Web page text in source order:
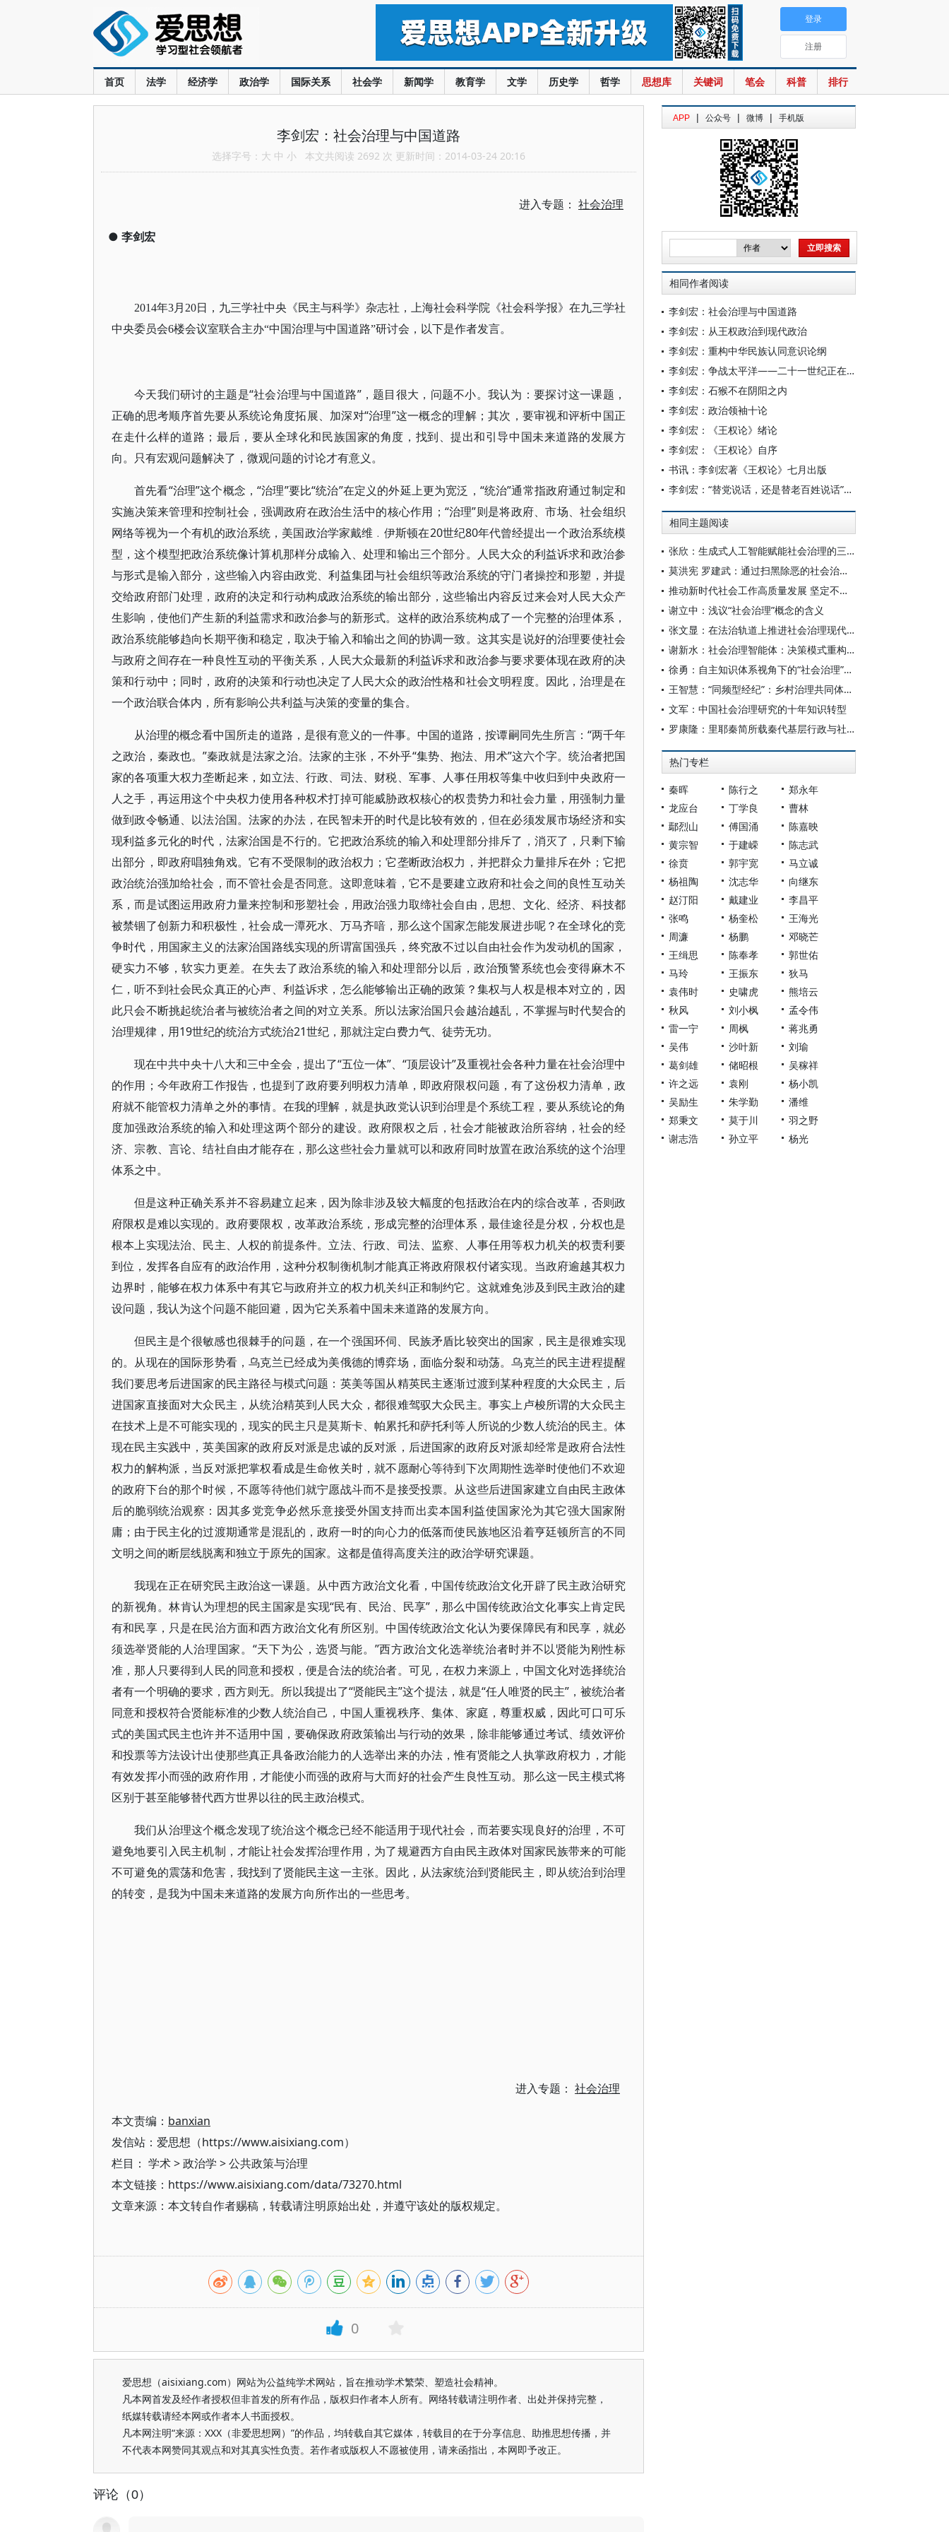
首页 法学 经济学 政治学 国际关系 社会学 新闻学 教育学 文学 历史学 哲学 思想库 关键词 笔会 科普 排行
登录
注册
李剑宏：社会治理与中国道路
选择字号： 大 中 小 本文共阅读 2692 次 更新时间：2014-03-24 20:16
进入专题： 社会治理
● 李剑宏
2014年3月20日，九三学社中央《民主与科学》杂志社，上海社会科学院《社会科学报》在九三学社
中央委员会6楼会议室联合主办“中国治理与中国道路”研讨会，以下是作者发言。
今天我们研讨的主题是“社会治理与中国道路”，题目很大，问题不小。我认为：要探讨这一课题，
正确的思考顺序首先要从系统论角度拓展、加深对“治理”这一概念的理解；其次，要审视和评析中国正
在走什么样的道路；最后，要从全球化和民族国家的角度，找到、提出和引导中国未来道路的发展方
向。只有宏观问题解决了，微观问题的讨论才有意义。
首先看“治理”这个概念，“治理”要比“统治”在定义的外延上更为宽泛，“统治”通常指政府通过制定和
实施决策来管理和控制社会，强调政府在政治生活中的核心作用；“治理”则是将政府、市场、社会组织
网络等视为一个有机的政治系统，美国政治学家戴维﹒伊斯顿在20世纪80年代曾经提出一个政治系统模
型，这个模型把政治系统像计算机那样分成输入、处理和输出三个部分。人民大众的利益诉求和政治参
与形式是输入部分，这些输入内容由政党、利益集团与社会组织等政治系统的守门者操控和形塑，并提
交给政府部门处理，政府的决定和行动构成政治系统的输出部分，这些输出内容反过来会对人民大众产
生影响，使他们产生新的利益需求和政治参与的新形式。这样的政治系统构成了一个完整的治理体系，
政治系统能够趋向长期平衡和稳定，取决于输入和输出之间的协调一致。这其实是说好的治理要使社会
与政府之间存在一种良性互动的平衡关系，人民大众最新的利益诉求和政治参与要求要体现在政府的决
策和行动中；同时，政府的决策和行动也决定了人民大众的政治性格和社会文明程度。因此，治理是在
一个政治联合体内，所有影响公共利益与决策的变量的集合。
从治理的概念看中国所走的道路，是很有意义的一件事。中国的道路，按谭嗣同先生所言：“两千年
之政治，秦政也。”秦政就是法家之治。法家的主张，不外乎“集势、抱法、用术”这六个字。统治者把国
家的各项重大权力垄断起来，如立法、行政、司法、财税、军事、人事任用权等集中收归到中央政府一
人之手，再运用这个中央权力使用各种权术打掉可能威胁政权核心的权贵势力和社会力量，用强制力量
做到政令畅通、以法治国。法家的办法，在民智未开的时代是比较有效的，但在必须发展市场经济和实
现利益多元化的时代，法家治国是不行的。它把政治系统的输入和处理部分排斥了，消灭了，只剩下输
出部分，即政府唱独角戏。它有不受限制的政治权力；它垄断政治权力，并把群众力量排斥在外；它把
政治统治强加给社会，而不管社会是否同意。这即意味着，它不是要建立政府和社会之间的良性互动关
系，而是试图运用政府力量来控制和形塑社会，用政治强力取缔社会自由，思想、文化、经济、科技都
被禁锢了创新力和积极性，社会成一潭死水、万马齐喑，那么这个国家怎能发展进步呢？在全球化的竞
争时代，用国家主义的法家治国路线实现的所谓富国强兵，终究敌不过以自由社会作为发动机的国家，
硬实力不够，软实力更差。在失去了政治系统的输入和处理部分以后，政治预警系统也会变得麻木不
仁，听不到社会民众真正的心声、利益诉求，怎么能够输出正确的政策？集权与人权是根本对立的，因
此只会不断挑起统治者与被统治者之间的对立关系。所以法家治国只会越治越乱，不掌握与时代契合的
治理规律，用19世纪的统治方式统治21世纪，那就注定白费力气、徒劳无功。
现在中共中央十八大和三中全会，提出了“五位一体”、“顶层设计”及重视社会各种力量在社会治理中
的作用；今年政府工作报告，也提到了政府要列明权力清单，即政府限权问题，有了这份权力清单，政
府就不能管权力清单之外的事情。在我的理解，就是执政党认识到治理是个系统工程，要从系统论的角
度加强政治系统的输入和处理这两个部分的建设。政府限权之后，社会才能被政治所容纳，社会的经
济、宗教、言论、结社自由才能存在，那么这些社会力量就可以和政府同时放置在政治系统的这个治理
体系之中。
但是这种正确关系并不容易建立起来，因为除非涉及较大幅度的包括政治在内的综合改革，否则政
府限权是难以实现的。政府要限权，改革政治系统，形成完整的治理体系，最佳途径是分权，分权也是
根本上实现法治、民主、人权的前提条件。立法、行政、司法、监察、人事任用等权力机关的权责利要
到位，发挥各自应有的政治作用，这种分权制衡机制才能真正将政府限权付诸实现。当政府逾越其权力
边界时，能够在权力体系中有其它与政府并立的权力机关纠正和制约它。这就难免涉及到民主政治的建
设问题，我认为这个问题不能回避，因为它关系着中国未来道路的发展方向。
但民主是个很敏感也很棘手的问题，在一个强国环伺、民族矛盾比较突出的国家，民主是很难实现
的。从现在的国际形势看，乌克兰已经成为美俄德的博弈场，面临分裂和动荡。乌克兰的民主进程提醒
我们要思考后进国家的民主路径与模式问题：英美等国从精英民主逐渐过渡到某种程度的大众民主，后
进国家直接面对大众民主，从统治精英到人民大众，都很难驾驭大众民主。事实上卢梭所谓的大众民主
在技术上是不可能实现的，现实的民主只是莫斯卡、帕累托和萨托利等人所说的少数人统治的民主。体
现在民主实践中，英美国家的政府反对派是忠诚的反对派，后进国家的政府反对派却经常是政府合法性
权力的解构派，当反对派把掌权看成是生命攸关时，就不愿耐心等待到下次周期性选举时使他们不欢迎
的政府下台的那个时候，不愿等待他们就宁愿战斗而不是接受投票。从这些后进国家建立自由民主政体
后的脆弱统治观察：因其多党竞争必然乐意接受外国支持而出卖本国利益使国家沦为其它强大国家附
庸；由于民主化的过渡期通常是混乱的，政府一时的向心力的低落而使民族地区沿着亨廷顿所言的不同
文明之间的断层线脱离和独立于原先的国家。这都是值得高度关注的政治学研究课题。
我现在正在研究民主政治这一课题。从中西方政治文化看，中国传统政治文化开辟了民主政治研究
的新视角。林肯认为理想的民主国家是实现“民有、民治、民享”，那么中国传统政治文化事实上肯定民
有和民享，只是在民治方面和西方政治文化有所区别。中国传统政治文化认为要保障民有和民享，就必
须选举贤能的人治理国家。“天下为公，选贤与能。”西方政治文化选举统治者时并不以贤能为刚性标
准，那人只要得到人民的同意和授权，便是合法的统治者。可见，在权力来源上，中国文化对选择统治
者有一个明确的要求，西方则无。所以我提出了“贤能民主”这个提法，就是“任人唯贤的民主”，被统治者
同意和授权符合贤能标准的少数人统治自己，中国人重视秩序、集体、家庭，尊重权威，因此可口可乐
式的美国式民主也许并不适用中国，要确保政府政策输出与行动的效果，除非能够通过考试、绩效评价
和投票等方法设计出使那些真正具备政治能力的人选举出来的办法，惟有贤能之人执掌政府权力，才能
有效发挥小而强的政府作用，才能使小而强的政府与大而好的社会产生良性互动。那么这一民主模式将
区别于甚至能够替代西方世界以往的民主政治模式。
我们从治理这个概念发现了统治这个概念已经不能适用于现代社会，而若要实现良好的治理，不可
避免地要引入民主机制，才能让社会发挥治理作用，为了规避西方自由民主政体对国家民族带来的可能
不可避免的震荡和危害，我找到了贤能民主这一主张。因此，从法家统治到贤能民主，即从统治到治理
的转变，是我为中国未来道路的发展方向所作出的一些思考。
进入专题： 社会治理
本文责编： banxian
发信站：爱思想（https://www.aisixiang.com）
栏目： 学术>政治学 >公共政策与治理
本文链接：https://www.aisixiang.com/data/73270.html
文章来源：本文转自作者赐稿，转载请注明原始出处，并遵守该处的版权规定。
0
爱思想（aisixiang.com）网站为公益纯学术网站，旨在推动学术繁荣、塑造社会精神。
凡本网首发及经作者授权但非首发的所有作品，版权归作者本人所有。网络转载请注明作者、出处并保持完整，
纸媒转载请经本网或作者本人书面授权。
凡本网注明“来源：XXX（非爱思想网）”的作品，均转载自其它媒体，转载目的在于分享信息、助推思想传播，并
不代表本网赞同其观点和对其真实性负责。若作者或版权人不愿被使用，请来函指出，本网即予改正。
评论（0）
APP | 公众号 | 微博 | 手机版
相同作者阅读
李剑宏：社会治理与中国道路
李剑宏：从王权政治到现代政治
李剑宏：重构中华民族认同意识论纲
李剑宏：争战太平洋——二十一世纪正在进行中的中美博弈
李剑宏：石猴不在阴阳之内
李剑宏：政治领袖十论
李剑宏：《王权论》绪论
李剑宏：《王权论》自序
书讯：李剑宏著《王权论》七月出版
李剑宏：“替党说话，还是替老百姓说话”反映的党性与人民性
相同主题阅读
张欣：生成式人工智能赋能社会治理的三重维度
莫洪宪 罗建武：通过扫黑除恶的社会治理——以贯彻落实《反有组织犯罪法》为视角
推动新时代社会工作高质量发展 坚定不移走中国特色社会主义社会治理之路
谢立中：浅议“社会治理”概念的含义
张文显：在法治轨道上推进社会治理现代化——《法律与社会治理》 卷首语 （代）
谢新水：社会治理智能体：决策模式重构与典型风险防范
徐勇：自主知识体系视角下的“社会治理”相关概念探讨
王智慧：“同频型经纪”：乡村治理共同体中的角色适配
文军：中国社会治理研究的十年知识转型
罗康隆：里耶秦简所载秦代基层行政与社会治理
热门专栏
秦晖 陈行之
郑永年
龙应台
丁学良
曹林
鄢烈山
傅国涌
陈嘉映
黄宗智
于建嵘
陈志武
徐贲
郭宇宽
马立诚
杨祖陶
沈志华
向继东
赵汀阳
戴建业
李昌平
张鸣
杨奎松
王海光
周濂
杨鹏
邓晓芒
王缉思
陈奉孝
郭世佑
马玲
王振东
狄马
袁伟时
史啸虎
熊培云
秋风
刘小枫
孟令伟
雷一宁
周枫
蒋兆勇
吴伟
沙叶新
刘瑜
葛剑雄
储昭根
吴稼祥
许之远
袁刚
杨小凯
吴励生
朱学勤
潘维
郑秉文
莫于川
羽之野
谢志浩
孙立平 杨光